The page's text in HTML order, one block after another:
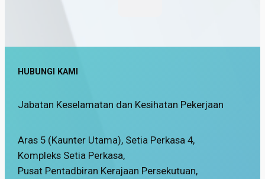
HUBUNGI KAMI
Jabatan Keselamatan dan Kesihatan Pekerjaan
Aras 5 (Kaunter Utama), Setia Perkasa 4,
Kompleks Setia Perkasa,
Pusat Pentadbiran Kerajaan Persekutuan,